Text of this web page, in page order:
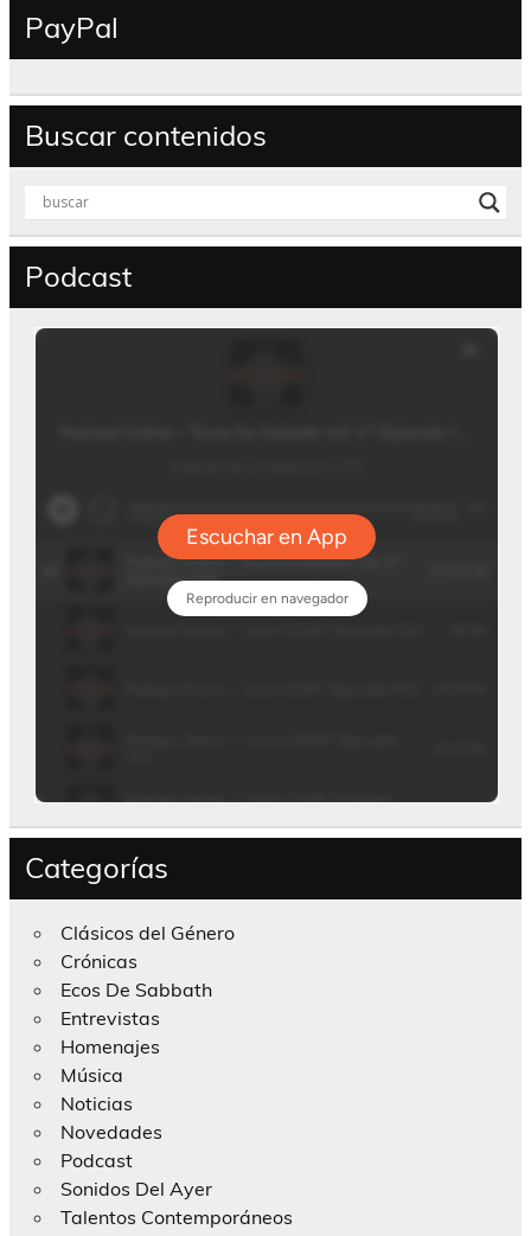
PayPal
Buscar contenidos
Podcast
Categorías
Clásicos del Género
Crónicas
Ecos De Sabbath
Entrevistas
Homenajes
Música
Noticias
Novedades
Podcast
Sonidos Del Ayer
Talentos Contemporáneos